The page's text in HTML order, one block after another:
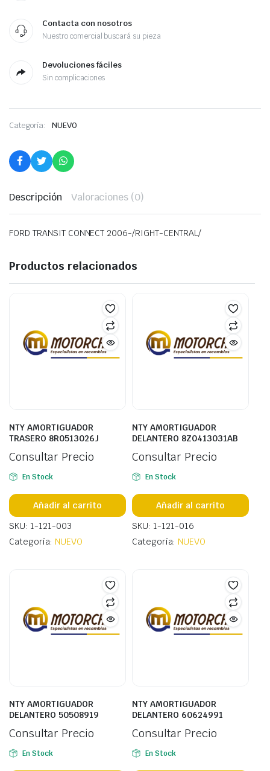
Contacta con nosotros
Nuestro comercial buscará su pieza
Devoluciones fáciles
Sin complicaciones
Categoría: NUEVO
Descripción Valoraciones (0)
FORD TRANSIT CONNECT 2006-/RIGHT-CENTRAL/
Productos relacionados
NTY AMORTIGUADOR
TRASERO 8R0513026J
Consultar Precio
En Stock
Añadir al carrito
SKU: 1-121-003
Categoría: NUEVO
NTY AMORTIGUADOR
DELANTERO 8Z0413031AB
Consultar Precio
En Stock
Añadir al carrito
SKU: 1-121-016
Categoría: NUEVO
NTY AMORTIGUADOR
DELANTERO 50508919
Consultar Precio
En Stock
NTY AMORTIGUADOR
DELANTERO 60624991
Consultar Precio
En Stock